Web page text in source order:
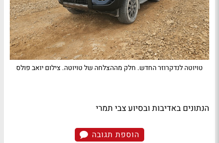
טויוטה לנדקרוזר החדש. חלק מההצלחה של טויוטה. צילום יואב פולס
הנתונים באדיבות ובסיוע צבי תמרי
הוספת תגובה